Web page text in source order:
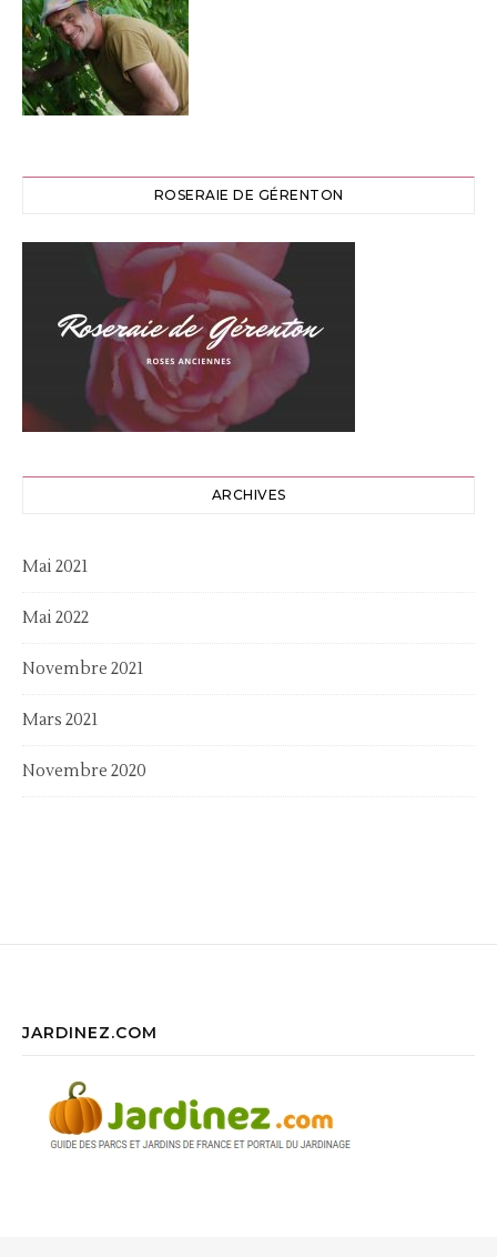
ROSERAIE DE GÉRENTON
ARCHIVES
Mai 2021
Mai 2022
Novembre 2021
Mars 2021
Novembre 2020
JARDINEZ.COM